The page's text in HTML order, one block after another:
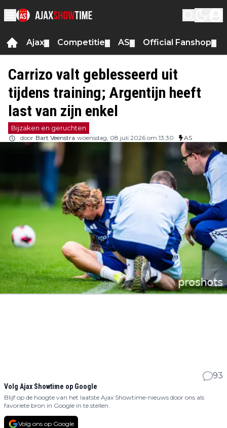
Ajax Competitie AS Official Fanshop
Carrizo valt geblesseerd uit
tijdens training; Argentijn heeft
last van zijn enkel
Bijzaken en geruchten
door Bart Veenstra woensdag, 08 juli 2026 om 13:30 AS
93
Volg Ajax Showtime op Google
Blijf op de hoogte van het laatste Ajax Showtime-nieuws door ons als
favoriete bron in Google in te stellen.
Volg ons op Google